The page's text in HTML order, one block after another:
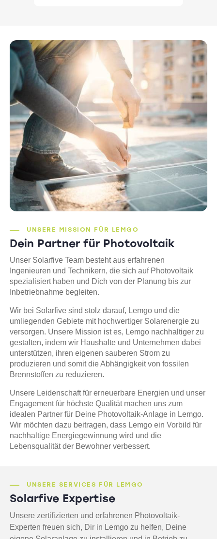
UNSERE MISSION FÜR LEMGO
Dein Partner für Photovoltaik
Unser Solarfive Team besteht aus erfahrenen
Ingenieuren und Technikern, die sich auf Photovoltaik
spezialisiert haben und Dich von der Planung bis zur
Inbetriebnahme begleiten.
Wir bei Solarfive sind stolz darauf, Lemgo und die
umliegenden Gebiete mit hochwertiger Solarenergie zu
versorgen. Unsere Mission ist es, Lemgo nachhaltiger zu
gestalten, indem wir Haushalte und Unternehmen dabei
unterstützen, ihren eigenen sauberen Strom zu
produzieren und somit die Abhängigkeit von fossilen
Brennstoffen zu reduzieren.
Unsere Leidenschaft für erneuerbare Energien und unser
Engagement für höchste Qualität machen uns zum
idealen Partner für Deine Photovoltaik-Anlage in Lemgo.
Wir möchten dazu beitragen, dass Lemgo ein Vorbild für
nachhaltige Energiegewinnung wird und die
Lebensqualität der Bewohner verbessert.
UNSERE SERVICES FÜR LEMGO
Solarfive Expertise
Unsere zertifizierten und erfahrenen Photovoltaik-
Experten freuen sich, Dir in Lemgo zu helfen, Deine